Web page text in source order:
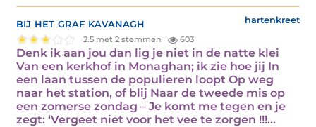
bij het graf kavanagh hartenkreet
2.5 met 2 stemmen 603
Denk ik aan jou dan lig je niet in de natte klei
Van een kerkhof in Monaghan; ik zie hoe jij In
een laan tussen de populieren loopt Op weg
naar het station, of blij Naar de tweede mis op
een zomerse zondag – Je komt me tegen en je
zegt: ‘Vergeet niet voor het vee te zorgen !!!…